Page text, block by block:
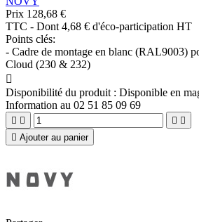
Prix 128,68 €
TTC - Dont 4,68 € d'éco-participation HT
Points clés:
- Cadre de montage en blanc (RAL9003)
Cloud (230 & 232)

Disponibilité du produit : Disponible en
Information au 02 51 85 09 69
   
 Ajouter au panier